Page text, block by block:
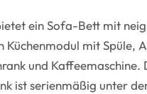
ein Sofa-Bett mit
Küchenmodul mit Spüle,
und
ist serienmäßig unter